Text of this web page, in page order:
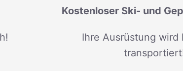
Kostenloser Ski- und
Ihre Ausrüstung wird